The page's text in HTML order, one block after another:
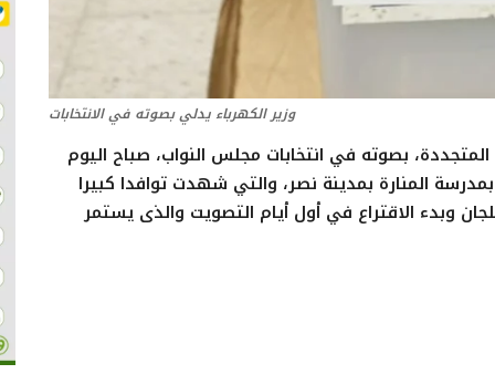
وزير الكهرباء يدلي بصوته في الانتخابات
بصوته في انتخابات مجلس النواب، صباح اليوم
بمدرسة المنارة بمدينة نصر، والتي شهدت توافدا كبيرا
وبدء الاقتراع في أول أيام التصويت والذى يستمر